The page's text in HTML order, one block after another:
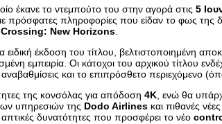
έκανε το ντεμπούτο του στην αγορά στις 5
πρόσφατες πληροφορίες που είδαν το φως της
New Horizons
ειδική έκδοση του τίτλου, βελτιστοποιημένη
εμπειρία. Οι κάτοχοι του αρχικού τίτλου
και το επιπρόσθετο περιεχόμενο
της κονσόλας για απόδοση 4K , ενώ θα
υπηρεσιών της Dodo Airlines και πιθανές
απτικές δυνατότητες που προσφέρει το νέο